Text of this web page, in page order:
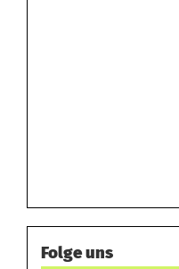
Folge uns